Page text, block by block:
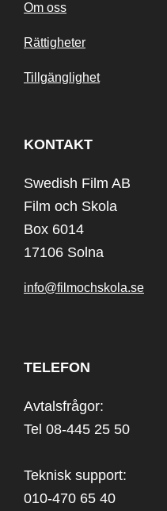
Om oss
Rättigheter
Tillgänglighet
KONTAKT
Swedish Film AB
Film och Skola
Box 6014
17106 Solna
info@filmochskola.se
TELEFON
Avtalsfrågor:
Tel 08-445 25 50
Teknisk support:
010-470 65 40